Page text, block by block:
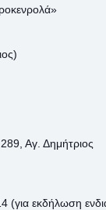
Αγ. Δημήτριος
εκδήλωση